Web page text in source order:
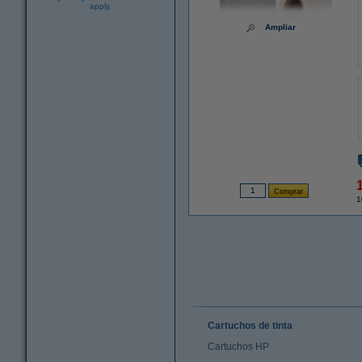
apply.
Ampliar
Cartuchos de tinta
Cartuchos HP